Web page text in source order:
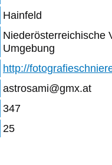
Hainfeld
Niederösterreichische
Umgebung
http://
astrosami@gmx.at
347
25